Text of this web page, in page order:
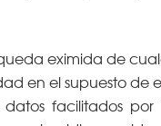
queda eximida de
en el supuesto de
facilitados por